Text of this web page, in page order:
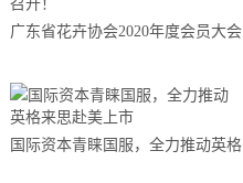
广东省花卉协会2020年度会员大会
开！
国际资本青睐国服，全力推动英格